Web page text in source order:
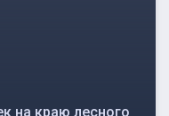
на краю лесного